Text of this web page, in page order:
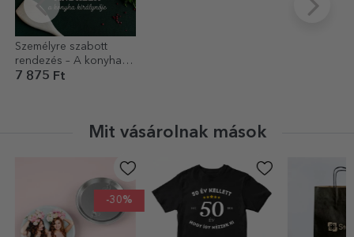
Személyre szabott
rendezés – A konyha
királynője
7 875 Ft
Mit vásárolnak mások